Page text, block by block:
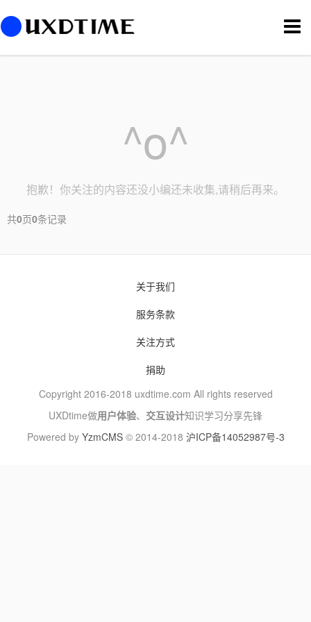
切
换
导
^o^
抱歉！你关注的内容还没小编还未收集,请稍后再来。
共0页0条记录
关于我们
服务条款
关注方式
捐助
Copyright 2016-2018 uxdtime.com All rights reserved
UXDtime做用户体验、 交互设计知识学习分享先锋
Powered by YzmCMS© 2014-2018 沪ICP备14052987号-3